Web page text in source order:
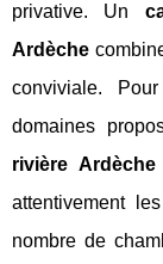
privative. Un
Ardèche
conviviale.
domaines
rivière Ardèche
attentivement
nombre de